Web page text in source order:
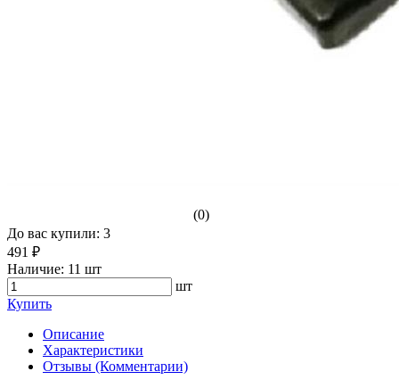
(0)
До вас купили: 3
491 ₽
Наличие: 11 шт
шт
Купить
Описание
Характеристики
Отзывы (Комментарии)